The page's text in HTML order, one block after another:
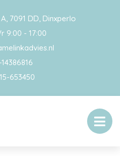
7091 DD, Dinxperlo
9:00 - 17:00
653450